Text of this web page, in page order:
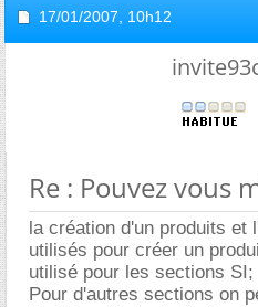
17/01/2007, 10h12
Re : Pouvez vous
la création d'un produits et
utilisés pour créer un
utilisé pour les sections SI;
Pour d'autres sections on